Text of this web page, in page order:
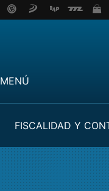
MENÚ
FISCALIDAD Y